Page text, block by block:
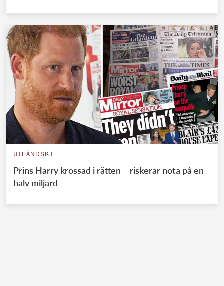
UTLÄNDSKT
Prins Harry krossad i rätten – riskerar nota på en
halv miljard